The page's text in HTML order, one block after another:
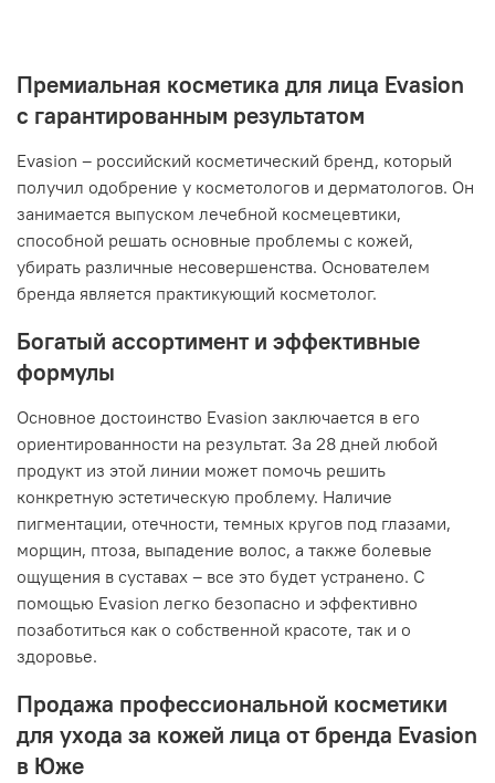
Премиальная косметика для лица Evasion
с гарантированным результатом
Evasion – российский косметический бренд, который
получил одобрение у косметологов и дерматологов. Он
занимается выпуском лечебной космецевтики,
способной решать основные проблемы с кожей,
убирать различные несовершенства. Основателем
бренда является практикующий косметолог.
Богатый ассортимент и эффективные
формулы
Основное достоинство Evasion заключается в его
ориентированности на результат. За 28 дней любой
продукт из этой линии может помочь решить
конкретную эстетическую проблему. Наличие
пигментации, отечности, темных кругов под глазами,
морщин, птоза, выпадение волос, а также болевые
ощущения в суставах – все это будет устранено. С
помощью Evasion легко безопасно и эффективно
позаботиться как о собственной красоте, так и о
здоровье.
Продажа профессиональной косметики
для ухода за кожей лица от бренда Evasion
в Юже